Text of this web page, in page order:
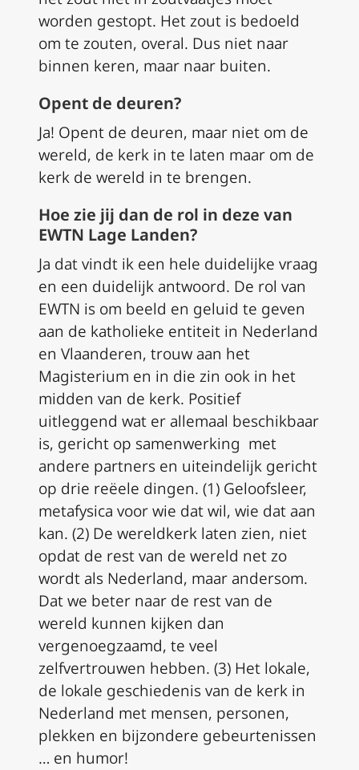
worden gestopt. Het zout is bedoeld
om te zouten, overal. Dus niet naar
binnen keren, maar naar buiten.
Opent de deuren?
Ja! Opent de deuren, maar niet om de
wereld, de kerk in te laten maar om de
kerk de wereld in te brengen.
Hoe zie jij dan de rol in deze van
EWTN Lage Landen?
Ja dat vindt ik een hele duidelijke vraag
en een duidelijk antwoord. De rol van
EWTN is om beeld en geluid te geven
aan de katholieke entiteit in Nederland
en Vlaanderen, trouw aan het
Magisterium en in die zin ook in het
midden van de kerk. Positief
uitleggend wat er allemaal beschikbaar
is, gericht op samenwerking met
andere partners en uiteindelijk gericht
op drie reëele dingen. (1) Geloofsleer,
metafysica voor wie dat wil, wie dat aan
kan. (2) De wereldkerk laten zien, niet
opdat de rest van de wereld net zo
wordt als Nederland, maar andersom.
Dat we beter naar de rest van de
wereld kunnen kijken dan
vergenoegzaamd, te veel
zelfvertrouwen hebben. (3) Het lokale,
de lokale geschiedenis van de kerk in
Nederland met mensen, personen,
plekken en bijzondere gebeurtenissen
… en humor!